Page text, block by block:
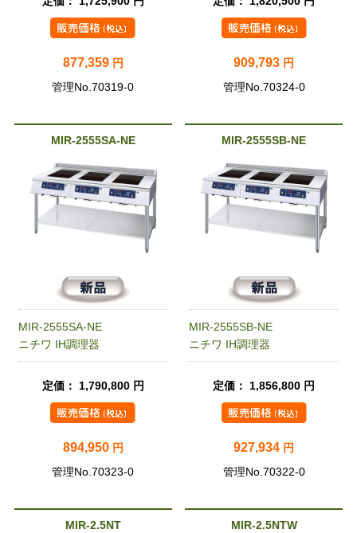
877,359 円
管理No.70319-0
909,793 円
管理No.70324-0
MIR-2555SA-NE
MIR-2555SA-NE
ニチワ IH調理器
定価： 1,790,800 円
894,950 円
管理No.70323-0
MIR-2555SB-NE
MIR-2555SB-NE
ニチワ IH調理器
定価： 1,856,800 円
927,934 円
管理No.70322-0
MIR-2.5NT MIR-2.5NTW